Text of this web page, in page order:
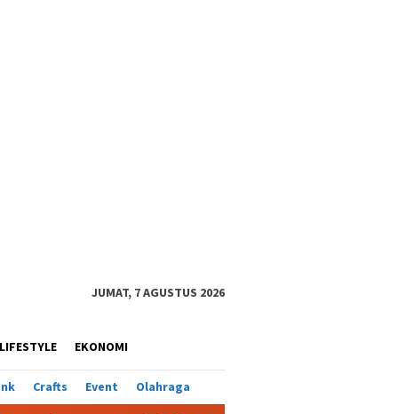
JUMAT, 7 AGUSTUS 2026
LIFESTYLE EKONOMI
Crafts Event Olahraga